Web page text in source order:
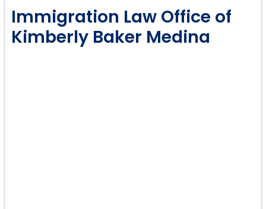
Immigration Law Office of
Kimberly Baker Medina